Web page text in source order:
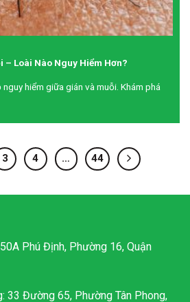
– Loài Nào Nguy Hiểm Hơn?
hiểm giữa gián và muỗi. Khám phá
3 4 … 44
Phú Định, Phường 16, Quận
33 Đường 65, Phường Tân Phong,